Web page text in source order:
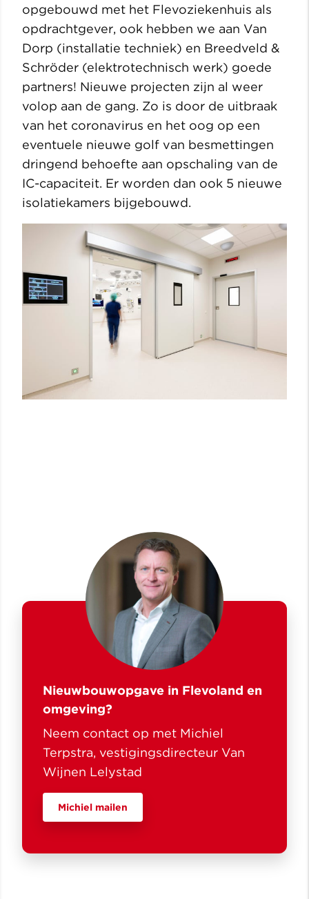
opgebouwd met het Flevoziekenhuis als
opdrachtgever, ook hebben we aan Van
Dorp (installatie techniek) en Breedveld &
Schröder (elektrotechnisch werk) goede
partners! Nieuwe projecten zijn al weer
volop aan de gang. Zo is door de uitbraak
van het coronavirus en het oog op een
eventuele nieuwe golf van besmettingen
dringend behoefte aan opschaling van de
IC-capaciteit. Er worden dan ook 5 nieuwe
isolatiekamers bijgebouwd.
Nieuwbouwopgave in Flevoland en
omgeving?
Neem contact op met Michiel
Terpstra, vestigingsdirecteur Van
Wijnen Lelystad
Michiel mailen